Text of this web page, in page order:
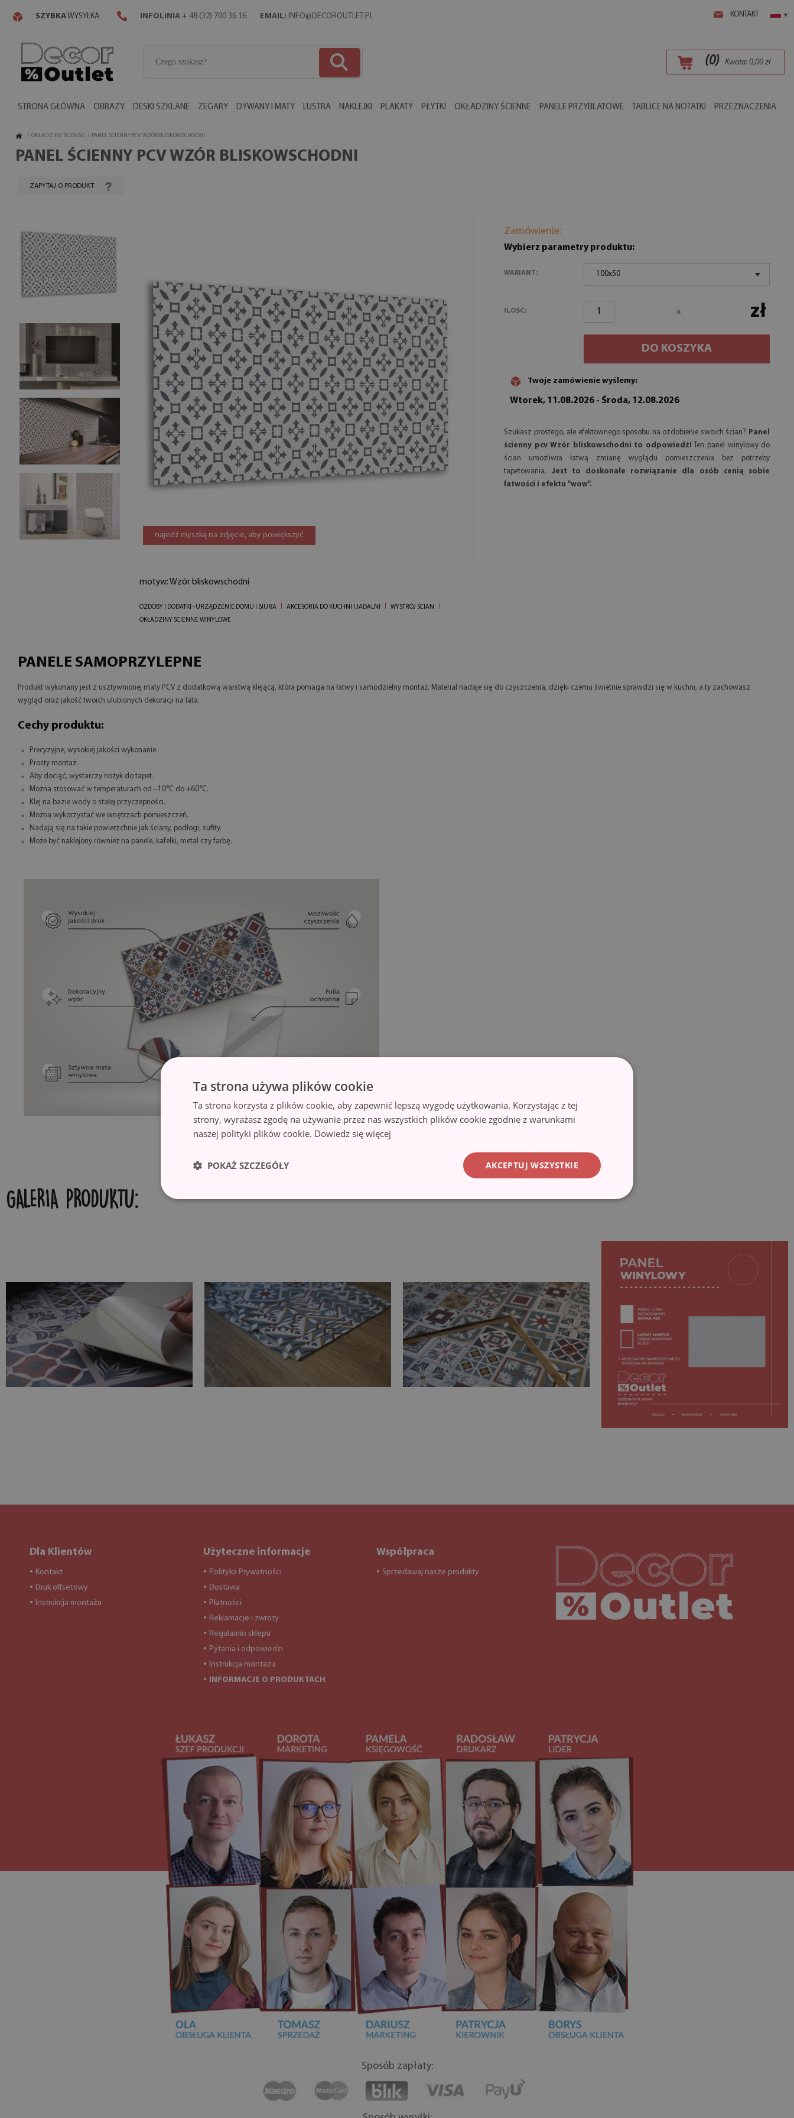
KONTAKT ▾
SZYBKAWYSYŁKA INFOLINIA + 48 (32) 700 36 16 EMAIL: INFO@DECOROUTLET.PL
(0) Kwota: 0,00zł
STRONA GŁÓWNA OBRAZY DESKI SZKLANE ZEGARY DYWANY I MATY LUSTRA NAKLEJKI PLAKATY PŁYTKI OKŁADZINY ŚCIENNE PANELE PRZYBLATOWE TABLICE NA NOTATKI PRZEZNACZENIA
/ OKŁADZINY ŚCIENNE / PANEL ŚCIENNY PCV WZÓR BLISKOWSCHODNI
PANEL ŚCIENNY PCV WZÓR BLISKOWSCHODNI
ZAPYTAJ O PRODUKT
najedź myszką na zdjęcie, aby powiększyć
motyw: Wzór bliskowschodni
OZDOBY I DODATKI - URZĄDZENIE DOMU I BIURA AKCESORIA DO KUCHNI I JADALNI
WYSTRÓJ ŚCIAN
OKŁADZINY ŚCIENNE WINYLOWE
Zamówienie:
Wybierz parametry produktu:
WARIANT: 100x50
ILOŚĆ: x zł
DO KOSZYKA
Twoje zamówienie wyślemy:
Wtorek, 11.08.2026 - Środa, 12.08.2026
Szukasz prostego, ale efektownego sposobu na ozdobienie swoich ścian?
Panel
ścienny pcv Wzór bliskowschodni to odpowiedź! Ten panel winylowy do
ścian umożliwia łatwą zmianę wyglądu pomieszczenia bez potrzeby
tapetowania. Jest to doskonałe rozwiązanie dla osób cenią sobie
łatwości i efektu "wow".
PANELE SAMOPRZYLEPNE
Produkt wykonany jest z usztywnionej maty PCV z dodatkową warstwą klejącą, która pomaga na łatwy i samodzielny montaż. Materiał nadaje się do czyszczenia, dzięki czemu świetnie sprawdzi się w kuchni, a ty zachowasz
wygląd oraz jakość twoich ulubionych dekoracji na lata.
Cechy produktu:
Precyzyjne, wysokiej jakości wykonanie.
Prosty montaż.
Aby dociąć, wystarczy nożyk do tapet.
Można stosować w temperaturach od –10°C do +60°C.
Klej na bazie wody o stałej przyczepności.
Można wykorzystać we wnętrzach pomieszczeń.
Nadają się na takie powierzchnie jak ściany, podłogi, sufity.
Może być naklejony również na panele, kafelki, metal czy farbę.
GALERIA PRODUKTU:
Dla Klientów
● Kontakt
● Druk offsetowy
● Instrukcja montażu
Użyteczne informacje
● Polityka Prywatności
● Dostawa
● Płatności
● Reklamacje i zwroty
● Regulamin sklepu
● Pytania i odpowiedzi
● Instrukcja montażu
● INFORMACJE O PRODUKTACH
Współpraca
● Sprzedawaj nasze produkty Decoroutlet-logo
Sposób zapłaty:
Ta strona używa plików cookie
Ta strona korzysta z plików cookie, aby zapewnić lepszą wygodę użytkowania. Korzystając z tej
strony, wyrażasz zgodę na używanie przez nas wszystkich plików cookie zgodnie z warunkami
naszej polityki plików cookie. Dowiedz się więcej
AKCEPTUJ WSZYSTKIE
POKAŻ SZCZEGÓŁY